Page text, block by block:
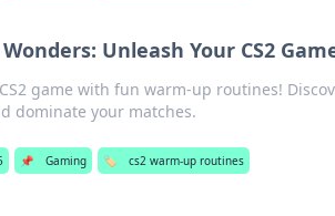
Unleash Your CS2
game with fun warm-up routines!
dominate your matches.
📌 Gaming 🏷️ cs2 warm-up routines